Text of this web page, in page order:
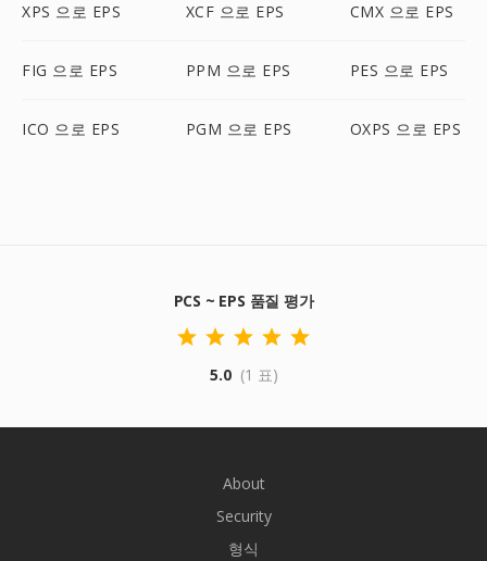
XPS 으로 EPS XCF 으로 EPS CMX 으로 EPS
FIG 으로 EPS PPM 으로 EPS PES 으로 EPS
ICO 으로 EPS PGM 으로 EPS OXPS 으로 EPS
PCS ~ EPS 품질 평가
5.0 (1 표)
About
Security
형식